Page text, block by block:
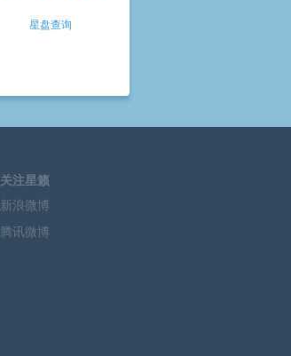
星盘查询
关注星籁
新浪微博
腾讯微博